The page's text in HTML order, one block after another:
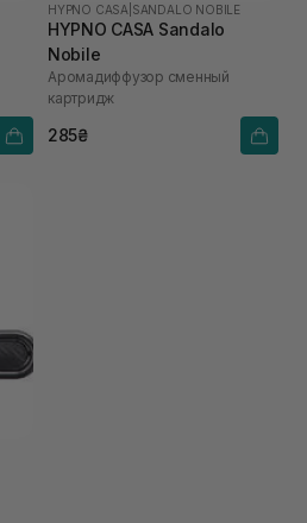
HYPNO CASA SANDALO NOBILE
HYPNO CASA Sandalo
Nobile
Аромадиффузор сменный
картридж
285₴